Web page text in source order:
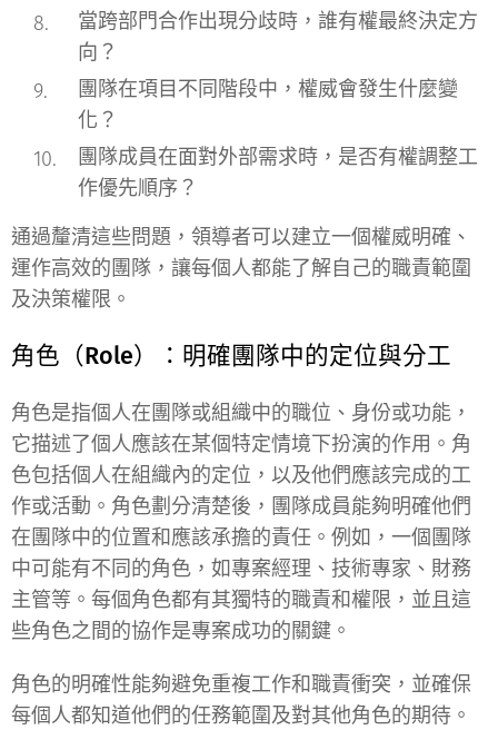
當跨部門合作出現分歧時，誰有權最終決定方
向？
團隊在項目不同階段中，權威會發生什麼變
化？
團隊成員在面對外部需求時，是否有權調整工
作優先順序？
通過釐清這些問題，領導者可以建立一個權威明確、
運作高效的團隊，讓每個人都能了解自己的職責範圍
及決策權限。
角色（Role）：明確團隊中的定位與分工
角色是指個人在團隊或組織中的職位、身份或功能，
它描述了個人應該在某個特定情境下扮演的作用。角
色包括個人在組織內的定位，以及他們應該完成的工
作或活動。角色劃分清楚後，團隊成員能夠明確他們
在團隊中的位置和應該承擔的責任。例如，一個團隊
中可能有不同的角色，如專案經理、技術專家、財務
主管等。每個角色都有其獨特的職責和權限，並且這
些角色之間的協作是專案成功的關鍵。
角色的明確性能夠避免重複工作和職責衝突，並確保
每個人都知道他們的任務範圍及對其他角色的期待。